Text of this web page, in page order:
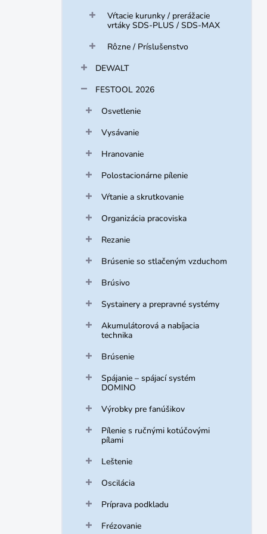
Vŕtacie kurunky / prerážacie
vrtáky SDS-PLUS / SDS-MAX
Rôzne / Príslušenstvo
DEWALT
FESTOOL 2026
Osvetlenie
Vysávanie
Hranovanie
Polostacionárne pílenie
Vŕtanie a skrutkovanie
Organizácia pracoviska
Rezanie
Brúsenie so stlačeným vzduchom
Brúsivo
Systainery a prepravné systémy
Akumulátorová a nabíjacia
technika
Brúsenie
Spájanie – spájací systém
DOMINO
Výrobky pre fanúšikov
Pílenie s ručnými kotúčovými
pílami
Leštenie
Oscilácia
Príprava podkladu
Frézovanie